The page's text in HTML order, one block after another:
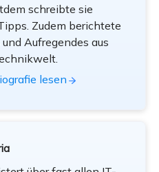
schreibte sie
Zudem berichtete
Aufregendes aus
lesen